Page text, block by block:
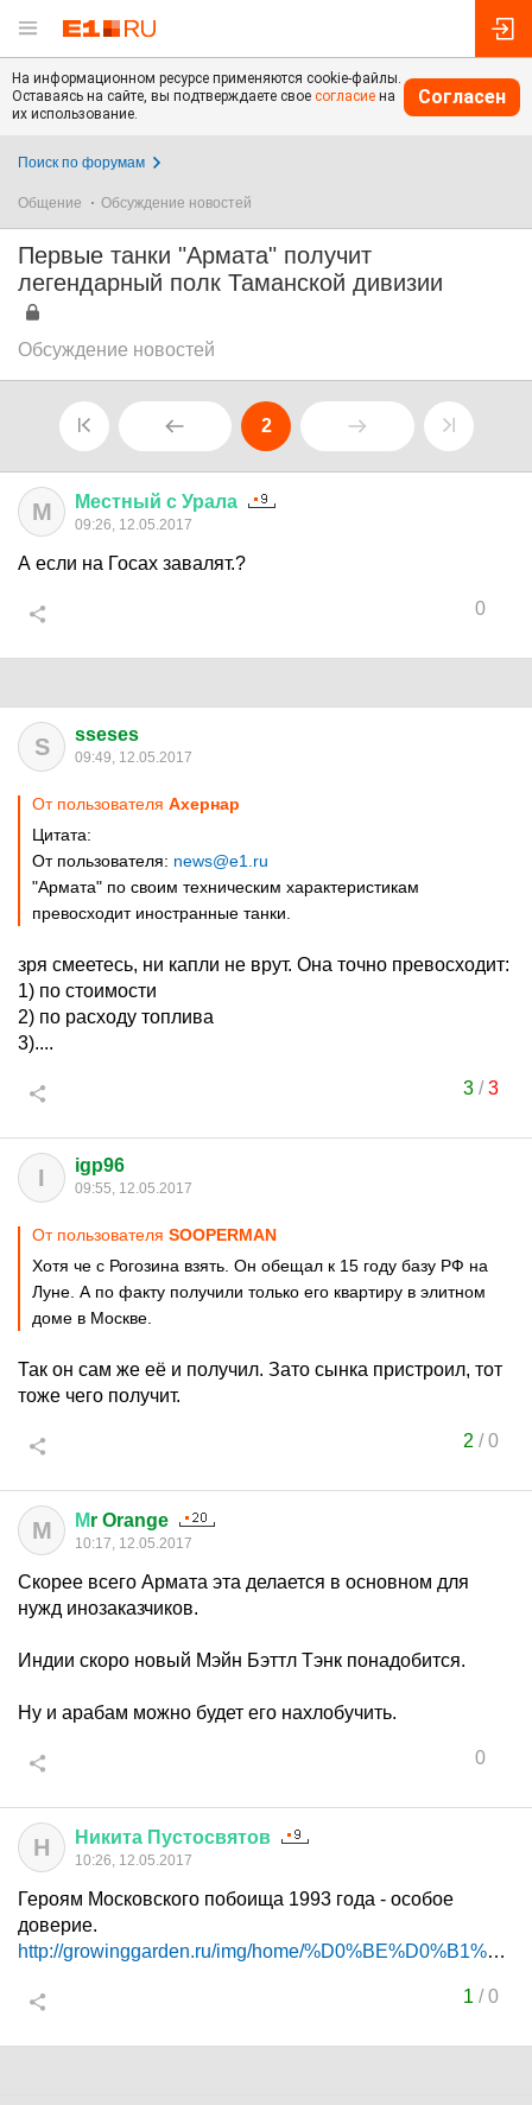
На информационном ресурсе применяются cookie-файлы.
Оставаясь на сайте, вы подтверждаете свое согласие на
их использование.
Согласен
Поиск по форумам
Общение Обсуждение новостей
Первые танки "Армата" получит
легендарный полк Таманской дивизии
Обсуждение новостей
2
М Местный с Урала
09:26, 12.05.2017
А если на Госах завалят.?
0
S sseses
09:49, 12.05.2017
От пользователя Аxернар
Цитата:
От пользователя: news@e1.ru
"Армата" по своим техническим характеристикам
превосходит иностранные танки.
зря смеетесь, ни капли не врут. Она точно превосходит:
1) по стоимости
2) по расходу топлива
3)....
3/3
I igp96
09:55, 12.05.2017
От пользователя SOOPERMAN
Хотя че с Рогозина взять. Он обещал к 15 году базу РФ на
Луне. А по факту получили только его квартиру в элитном
доме в Москве.
Так он сам же её и получил. Зато сынка пристроил, тот
тоже чего получит.
2 /0
М Мr Orange
10:17, 12.05.2017
Скорее всего Армата эта делается в основном для
нужд инозаказчиков.
Индии скоро новый Мэйн Бэттл Тэнк понадобится.
Ну и арабам можно будет его нахлобучить.
0
Н Никита Пустосвятов
10:26, 12.05.2017
Героям Московского побоища 1993 года - особое
доверие.
http://growinggarden.ru/img/home/%D0%BE%D0%B1%D1%8...
1 /0